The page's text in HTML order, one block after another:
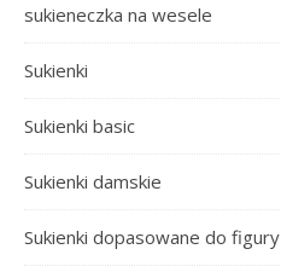
sukieneczka na wesele
Sukienki
Sukienki basic
Sukienki damskie
Sukienki dopasowane do figury